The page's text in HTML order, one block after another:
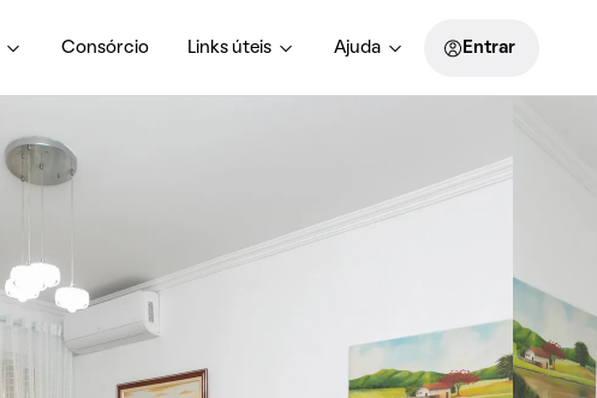
Consórcio Links úteis Ajuda Entrar